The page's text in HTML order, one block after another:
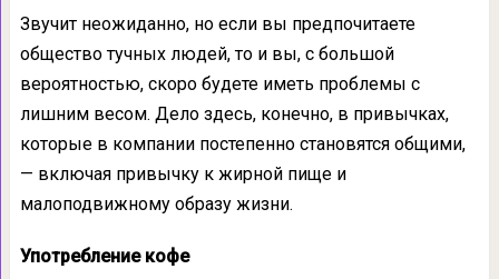
Звучит неожиданно, но если вы предпочитаете
общество тучных людей, то и вы, с большой
вероятностью, скоро будете иметь проблемы с
лишним весом. Дело здесь, конечно, в привычках,
которые в компании постепенно становятся общими,
— включая привычку к жирной пище и
малоподвижному образу жизни.
Употребление кофе